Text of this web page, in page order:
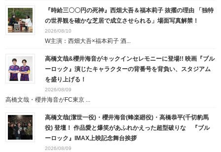
『時給三〇〇円の死神』西畑大吾＆福本莉子 抜擢の理由 「独特
の世界観を確かな芝居で成立させられる」場面写真解禁！
2026/08/10
W主演：西畑大吾×福本莉子 酒...
高橋文哉&櫻井海音がキックインセレモニーに登場!! 映画『ブル
ーロック』演じたキャラクターの背番号を背負い、スタジアム
を盛り上げる！
2026/08/09
高橋文哉・櫻井海音がFC東京 ...
高橋文哉(潔世一役)・櫻井海音(蜂楽廻役)・高橋恭平(千切豹馬
役) 登壇！ 作品愛と爆笑があふれかえった超型破りな 『ブル
ーロック』IMAX上映記念舞台挨拶
2026/08/09